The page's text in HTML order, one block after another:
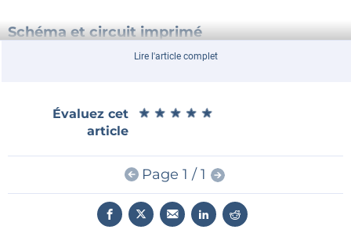
Schéma et circuit imprimé
Le cœur du circuit est constitué du module GSM M95
de diodes D7 et les condensateurs C19 à C22
assurent la suppression du bruit et la protection
contre les décharges électrostatiques de l’interface
Les condensateurs C6 à C17 et les diodes D3 à D6
Lire l'article complet
Évaluez cet
article
★ ★ ★ ★ ★
★ ★ ★ ★ ★
Page 1 / 1